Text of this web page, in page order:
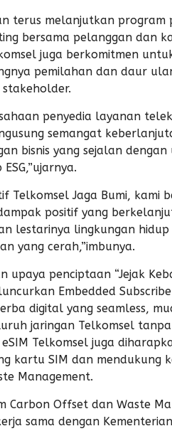
terus melanjutkan program
bersama pelanggan dan
juga berkomitmen
pemilahan dan daur
penyedia layanan
semangat
bisnis yang sejalan
Telkomsel Jaga Bumi, kami
positif yang
lestarinya lingkungan
yang cerah,”imbunya.
upaya penciptaan “Jejak
Embedded
digital yang seamless,
jaringan Telkomsel
Telkomsel juga
kartu SIM dan mendukung
Management.
Carbon Offset dan Waste
sama dengan